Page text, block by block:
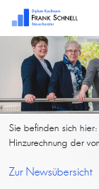
Sie befinden sich
Hinzurechnung der
Zur Newsübersicht